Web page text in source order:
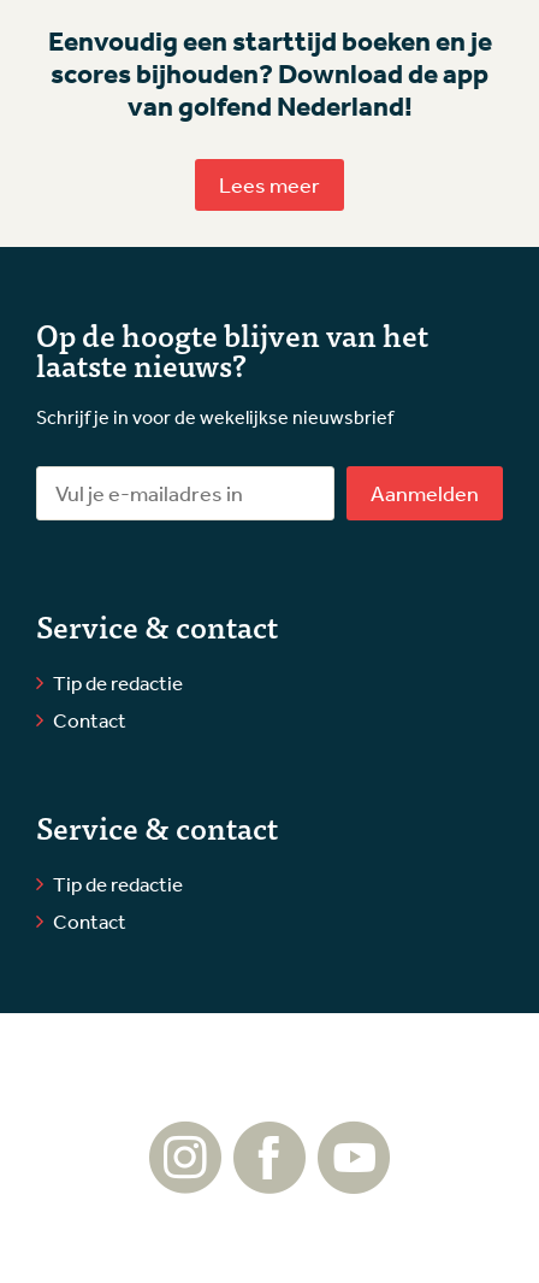
Eenvoudig een starttijd boeken en je
scores bijhouden? Download de app
van golfend Nederland!
Lees meer
Op de hoogte blijven van het
laatste nieuws?
Schrijf je in voor de wekelijkse nieuwsbrief
Aanmelden
Service & contact
Tip de redactie
Contact
Service & contact
Tip de redactie
Contact